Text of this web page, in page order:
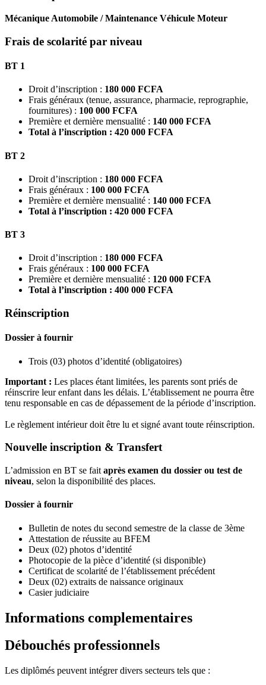
Mécanique Automobile / Maintenance Véhicule Moteur
Frais de scolarité par niveau
BT 1
Droit d’inscription : 180 000 FCFA
Frais généraux (tenue, assurance, pharmacie, reprographie,
fournitures) : 100 000 FCFA
Première et dernière mensualité : 140 000 FCFA
Total à l’inscription : 420 000 FCFA
BT 2
Droit d’inscription : 180 000 FCFA
Frais généraux : 100 000 FCFA
Première et dernière mensualité : 140 000 FCFA
Total à l’inscription : 420 000 FCFA
BT 3
Droit d’inscription : 180 000 FCFA
Frais généraux : 100 000 FCFA
Première et dernière mensualité : 120 000 FCFA
Total à l’inscription : 400 000 FCFA
Réinscription
Dossier à fournir
Trois (03) photos d’identité (obligatoires)
Important : Les places étant limitées, les parents sont priés de
réinscrire leur enfant dans les délais. L’établissement ne pourra être
tenu responsable en cas de dépassement de la période d’inscription.
Le règlement intérieur doit être lu et signé avant toute réinscription.
Nouvelle inscription & Transfert
L’admission en BT se fait après examen du dossier ou test de
niveau, selon la disponibilité des places.
Dossier à fournir
Bulletin de notes du second semestre de la classe de 3ème
Attestation de réussite au BFEM
Deux (02) photos d’identité
Photocopie de la pièce d’identité (si disponible)
Certificat de scolarité de l’établissement précédent
Deux (02) extraits de naissance originaux
Casier judiciaire
Informations complementaires
Débouchés professionnels
Les diplômés peuvent intégrer divers secteurs tels que :